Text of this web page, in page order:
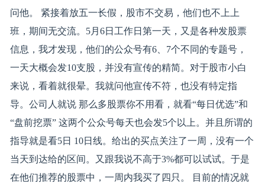
问他。 紧接着放五一长假，股市不交易，他们也不上上
班，期间无交流。5月6日工作日第一天，又是各种发股票
信息，我才发现，他们的公众号有6、7个不同的专题号，
一天大概会发10支股，并没有宣传的精简。对于股市小白
来说，看着就很晕。我就问他宣传不符，也没有特定指
导。公司人就说 那么多股票你不用看，就看“每日优选”和
“盘前挖票” 这两个公众号每天也会发5个以上。并且所谓的
指导就是看5日 10日线。给出的买点关注了一周，没有一个
当天到达给的区间。又跟我说不高于3%都可以试试。于是
在他们推荐的股票中，一周内我买了四只。 目前的情况就